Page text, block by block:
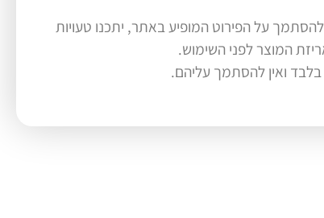
על הפירוט המופיע באתר, יתכנו טעויות
המוצר לפני השימוש.
ואין להסתמך עליהם.